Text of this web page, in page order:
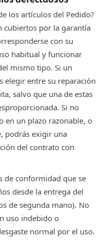
los artículos del Pedido?
cubiertos por la garantía
con su
habitual y funcionar
mismo tipo. Si un
elegir entre su reparación
salvo que una de estas
Si no
en un plazo razonable, o
podrás exigir una
del contrato con
de conformidad que se
desde la entrega del
de segunda mano). No
uso indebido o
normal por el uso.